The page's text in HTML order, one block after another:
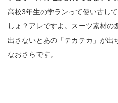
高校3年生の学ランって使い古し
しょ？アレですよ。スーツ素材の
出さないとあの「テカテカ」が出
なおさらです。